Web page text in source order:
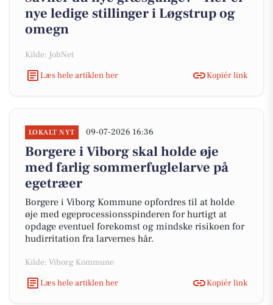
nye ledige stillinger i Løgstrup og
omegn
Kilde: JobNet
Læs hele artiklen her
Kopiér link
LOKALT NYT 09-07-2026 16:36
Borgere i Viborg skal holde øje
med farlig sommerfuglelarve på
egetræer
Borgere i Viborg Kommune opfordres til at holde
øje med egeprocessionsspinderen for hurtigt at
opdage eventuel forekomst og mindske risikoen for
hudirritation fra larvernes hår.
Kilde: Viborg Kommune
Læs hele artiklen her
Kopiér link